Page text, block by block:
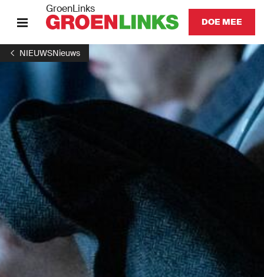
GroenLinks
DOE MEE
NIEUWSNieuws
HOME
ONZE MISSIE
ONZE MENSEN
GA NAAR
GROENLINKSPVDA.NL
Onze partij
Lokaal